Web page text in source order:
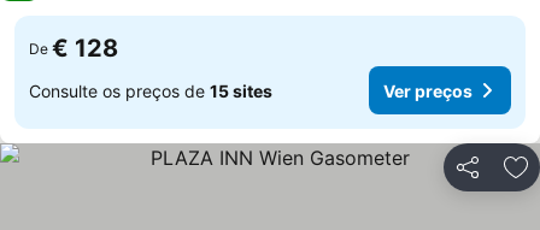
De € 128
Consulte os preços de 15 sites Ver preços
Partilhar